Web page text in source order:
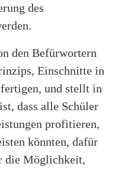
des
den Befürwortern
Einschnitte in
und stellt in
dass alle Schüler
profitieren,
könnten, dafür
die Möglichkeit,